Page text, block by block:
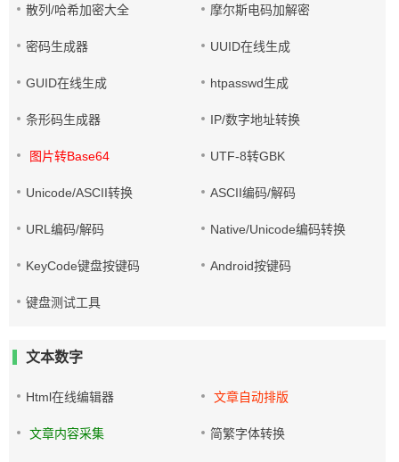
散列/哈希加密大全 摩尔斯电码加解密
密码生成器 UUID在线生成
GUID在线生成 htpasswd生成
条形码生成器 IP/数字地址转换
图片转Base64 UTF-8转GBK
Unicode/ASCII转换 ASCII编码/解码
URL编码/解码 Native/Unicode编码转换
KeyCode键盘按键码 Android按键码
键盘测试工具
文本数字
Html在线编辑器 文章自动排版
文章内容采集 简繁字体转换